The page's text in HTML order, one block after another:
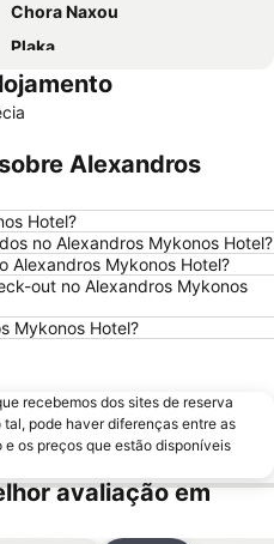
Chora Naxou
Plaka
Mykonos Island National Airport
Paranga Beach
Traditional Settlement of Mykonos
1. Antanaklasis Music Festival Mykonos
Agrari
Panagia Filotitisa
Alexandros
Hotel?
no Alexandros Mykonos Hotel?
Alexandros Mykonos Hotel?
out no Alexandros Mykonos
Mykonos Hotel?
recebemos dos sites de reserva
pode haver diferenças entre as
os preços que estão disponíveis
avaliação em